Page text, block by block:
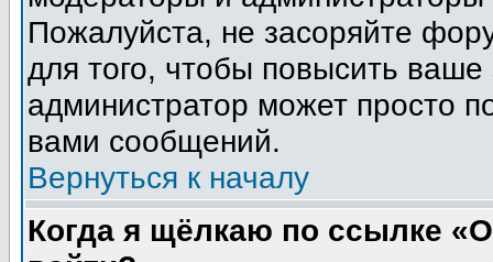
Пожалуйста, не засоряйте
для того, чтобы повысить
администратор может просто
вами сообщений.
Вернуться к началу
Когда я щёлкаю по ссылке